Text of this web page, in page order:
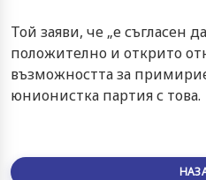
Той заяви, че „е съгласен
положително и открито
възможността за
юнионистка партия с това.